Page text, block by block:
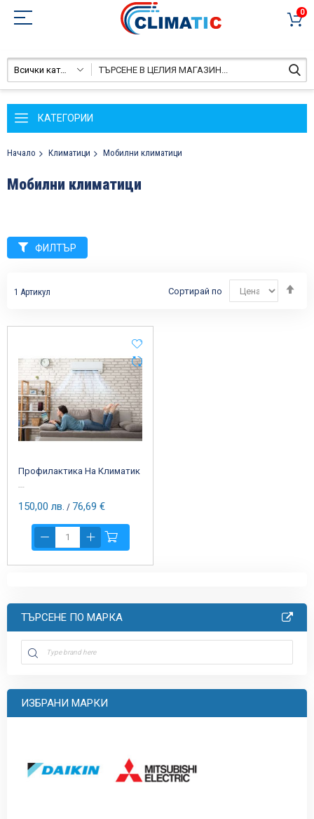
0
Всички категории
КАТЕГОРИИ
Начало Климатици Мобилни климатици
Мобилни климатици
1 Артикул Сортирай по
Профилактика На Климатик
---
150,00 лв. / 76,69 €
ФИЛТЪР
ТЪРСЕНЕ ПО МАРКА
ИЗБРАНИ МАРКИ